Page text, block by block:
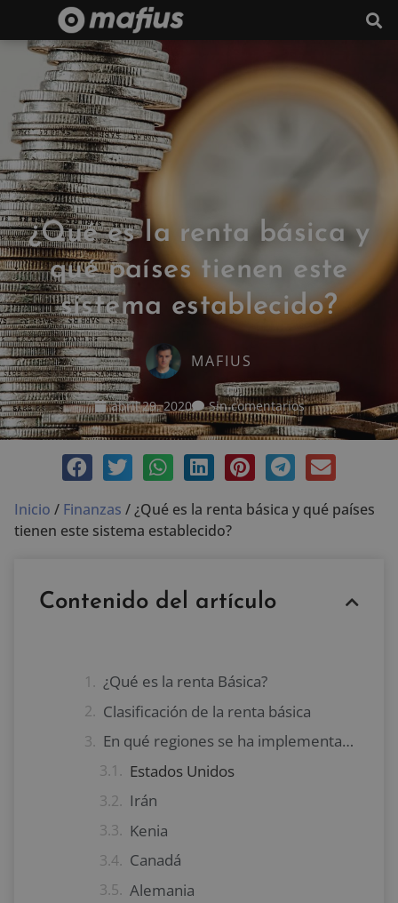
¿Qué es la renta básica y
qué países tienen este
sistema establecido?
MAFIUS
abril 29, 2020 Sin comentarios
Inicio / Finanzas /¿Qué es la renta básica y qué países
tienen este sistema establecido?
Contenido del artículo
¿Qué es la renta Básica?
Clasificación de la renta básica
En qué regiones se ha implementado la renta básica
Estados Unidos
Irán
Kenia
Canadá
Alemania